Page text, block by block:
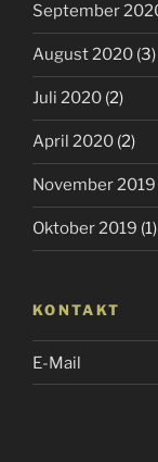
September
August 2020 (3)
Juli 2020 (2)
April 2020 (2)
November 2019
Oktober 2019 (1)
KONTAKT
E-Mail